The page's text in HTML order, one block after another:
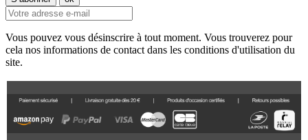
Vous pouvez vous désinscrire à tout moment. Vous trouverez pour
cela nos informations de contact dans les conditions d'utilisation du
site.